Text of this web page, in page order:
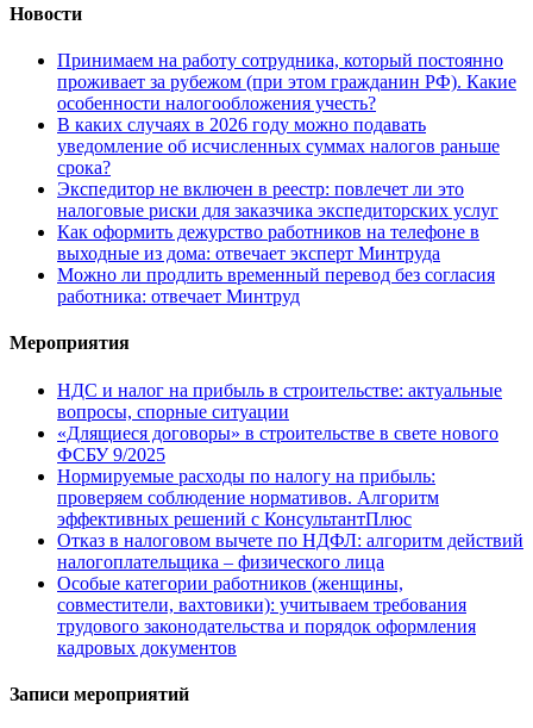
Новости
Принимаем на работу сотрудника, который постоянно
проживает за рубежом (при этом гражданин РФ). Какие
особенности налогообложения учесть?
В каких случаях в 2026 году можно подавать
уведомление об исчисленных суммах налогов раньше
срока?
Экспедитор не включен в реестр: повлечет ли это
налоговые риски для заказчика экспедиторских услуг
Как оформить дежурство работников на телефоне в
выходные из дома: отвечает эксперт Минтруда
Можно ли продлить временный перевод без согласия
работника: отвечает Минтруд
Мероприятия
НДС и налог на прибыль в строительстве: актуальные
вопросы, спорные ситуации
«Длящиеся договоры» в строительстве в свете нового
ФСБУ 9/2025
Нормируемые расходы по налогу на прибыль:
проверяем соблюдение нормативов. Алгоритм
эффективных решений с КонсультантПлюс
Отказ в налоговом вычете по НДФЛ: алгоритм действий
налогоплательщика – физического лица
Особые категории работников (женщины,
совместители, вахтовики): учитываем требования
трудового законодательства и порядок оформления
кадровых документов
Записи мероприятий